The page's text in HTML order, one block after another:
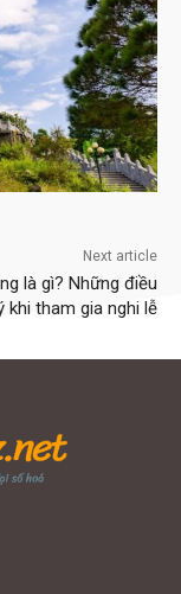
Next article
là gì? Những điều
khi tham gia nghi lễ